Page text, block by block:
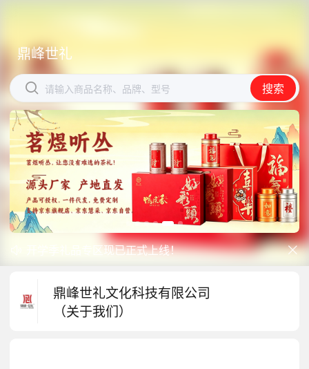
鼎峰世礼
 请输入商品名称、品牌、型号 搜索
鼎峰世礼
 请输入商品名称、品牌、型号 搜索
开学季礼品专区现已正式上线！
中秋礼品专区上线｜臻选团圆好礼

鼎峰世礼文化科技有限公司
（关于我们）